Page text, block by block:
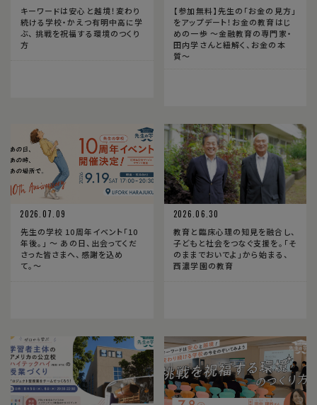
キーワードは安心と越境！変わり
続ける学校・かえつ有明中高に学
ぶ、 挑戦を祝福する環境のつくり
方
【参加無料】先生の「お金の見方」
をアップデート！お金の教育はじ
めの一歩 〜金融教育の専門家・
田内学さんと紐解く、お金の本
質〜
2026.07.09
先生の学校 10周年イベント「10
年後。」 〜 あの日、出会ってくだ
さった皆さまへ、感謝を込め
て。〜
2026.06.30
教育と臨床心理の知見を融合し、
子どもと社会をつなぐ支援を。「そ
のままでおいでよ」から始まる、
西濃学園の教育